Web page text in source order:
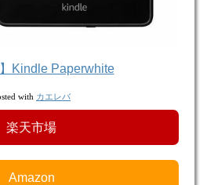
】Kindle Paperwhite
with カエレバ
楽天市場
Amazon